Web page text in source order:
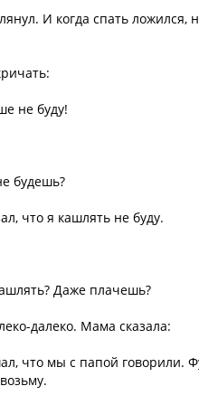
И когда спать ложился,
не буду!
будешь?
что я кашлять не буду.
Даже плачешь?
далеко. Мама сказала:
что мы с папой говорили.